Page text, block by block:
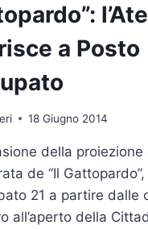
a Posto
18 Giugno 2014
della
de “Il
21 a partire dalle
all’aperto della